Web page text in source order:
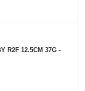
R2F 12.5CM 37G -